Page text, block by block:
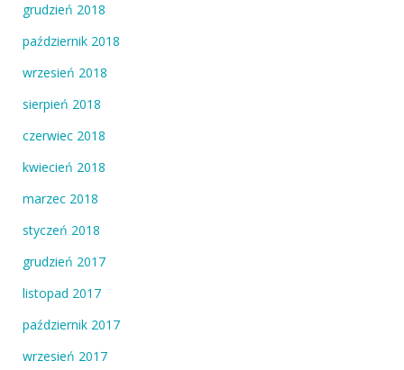
grudzień 2018
październik 2018
wrzesień 2018
sierpień 2018
czerwiec 2018
kwiecień 2018
marzec 2018
styczeń 2018
grudzień 2017
listopad 2017
październik 2017
wrzesień 2017